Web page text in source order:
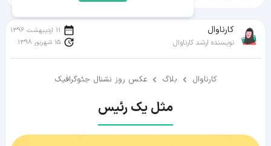
کارناوال
نویسنده ارشد کارناوال
11 اردیبهشت 1396
15 شهریور 1398
کارناوال بلاگ عکس روز نشنال جئوگرافیک
مثل یک رئیس